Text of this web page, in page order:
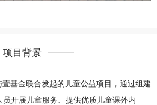
项目背景
基金联合发起的儿童公益项目，通过组建
开展儿童服务、提供优质儿童课外内